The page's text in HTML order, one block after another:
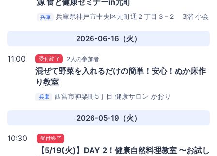
源 食と健康セミナーin元町
兵庫
兵庫県神戸市中央区元町通２丁目３−２ 3階 小会
2026-06-16（火）
11:00 受付終了 2人の参加者
混ぜて野菜を入れるだけの簡単！安心！ぬか床作
り教室
兵庫 西宮市神楽町5丁目 健康サロン かおり
2026-05-19（火）
10:30 受付終了
【5/19(火)】DAY 2！健康自然料理教室 〜お試し